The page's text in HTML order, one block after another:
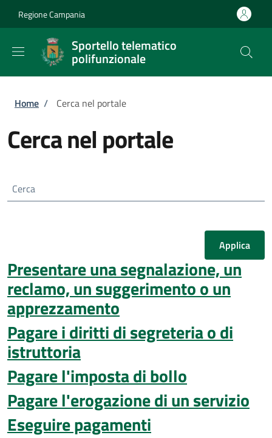
Regione Campania
Sportello telematico
polifunzionale
Briciole di pane
Home / Cerca nel portale
Cerca nel portale
Cerca
Presentare una segnalazione, un
reclamo, un suggerimento o un
apprezzamento
Pagare i diritti di segreteria o di
istruttoria
Pagare l'imposta di bollo
Pagare l'erogazione di un servizio
Eseguire pagamenti